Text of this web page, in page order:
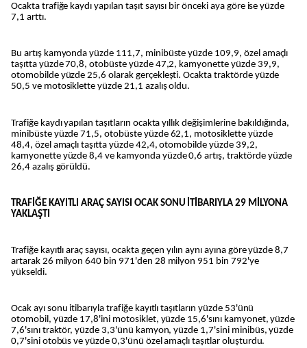
Ocakta trafiğe kaydı yapılan taşıt sayısı bir önceki aya göre ise yüzde
7,1 arttı.
Bu artış kamyonda yüzde 111,7, minibüste yüzde 109,9, özel amaçlı
taşıtta yüzde 70,8, otobüste yüzde 47,2, kamyonette yüzde 39,9,
otomobilde yüzde 25,6 olarak gerçekleşti. Ocakta traktörde yüzde
50,5 ve motosiklette yüzde 21,1 azalış oldu.
Trafiğe kaydı yapılan taşıtların ocakta yıllık değişimlerine bakıldığında,
minibüste yüzde 71,5, otobüste yüzde 62,1, motosiklette yüzde
48,4, özel amaçlı taşıtta yüzde 42,4, otomobilde yüzde 39,2,
kamyonette yüzde 8,4 ve kamyonda yüzde 0,6 artış, traktörde yüzde
26,4 azalış görüldü.
TRAFİĞE KAYITLI ARAÇ SAYISI OCAK SONU İTİBARIYLA 29 MİLYONA
YAKLAŞTI
Trafiğe kayıtlı araç sayısı, ocakta geçen yılın aynı ayına göre yüzde 8,7
artarak 26 milyon 640 bin 971'den 28 milyon 951 bin 792'ye
yükseldi.
Ocak ayı sonu itibarıyla trafiğe kayıtlı taşıtların yüzde 53'ünü
otomobil, yüzde 17,8'ini motosiklet, yüzde 15,6'sını kamyonet, yüzde
7,6'sını traktör, yüzde 3,3'ünü kamyon, yüzde 1,7'sini minibüs, yüzde
0,7'sini otobüs ve yüzde 0,3'ünü özel amaçlı taşıtlar oluşturdu.